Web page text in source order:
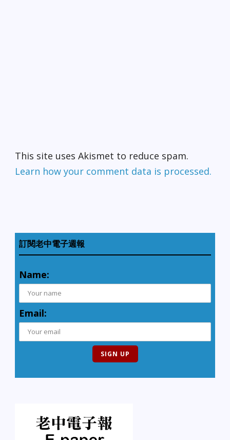
This site uses Akismet to reduce spam.
Learn how your comment data is processed.
訂閱老中電子週報
Name:
Email: